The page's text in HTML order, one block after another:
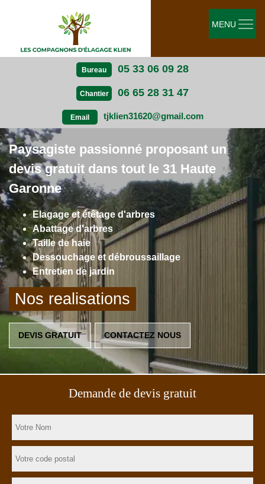
Bureau 05 33 06 09 28
Chantier 06 65 28 31 47
Email tjklien31620@gmail.com
MENU
Paysagiste passionné proposant un
devis gratuit dans tout le 31 Haute
Garonne
Elagage et étêtage d'arbres
Abattage d'arbres
Taille de haie
Dessouchage et débroussaillage
Entretien de jardin
Nos realisations
DEVIS GRATUIT CONTACTEZ NOUS
Demande de devis gratuit